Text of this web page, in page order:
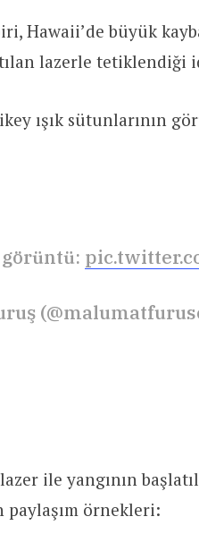
Hawaii’de büyük
lazerle tetiklendiği
ışık sütunlarının
ile yangının
örnekleri: